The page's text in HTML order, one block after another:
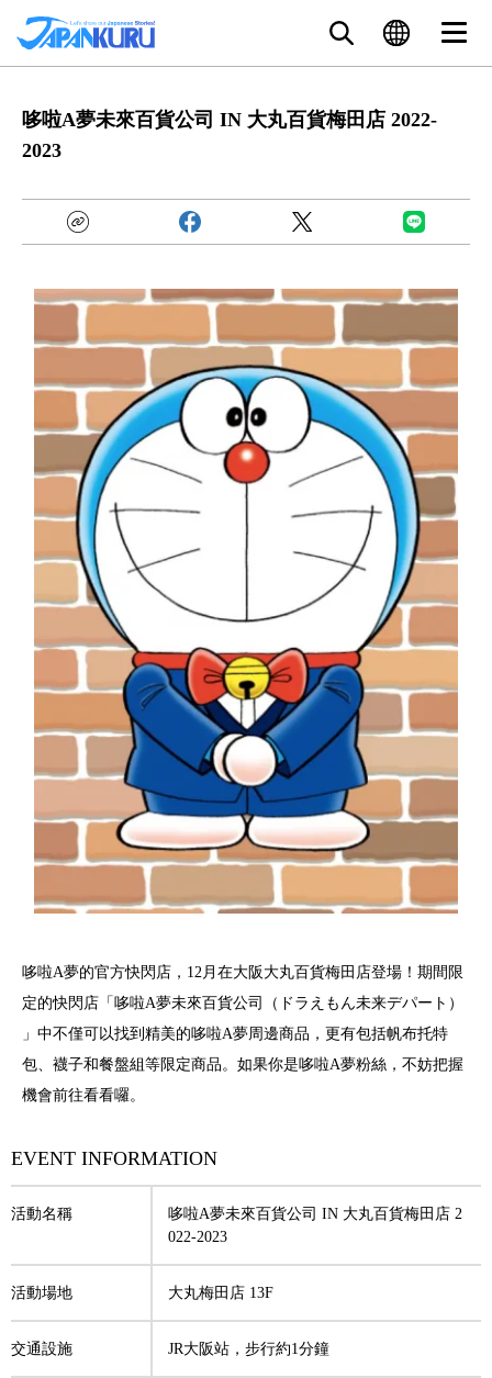
哆啦A夢未來百貨公司 IN 大丸百貨梅田店 2022-
2023
哆啦A夢的官方快閃店，12月在大阪大丸百貨梅田店登場！期間限
定的快閃店「哆啦A夢未來百貨公司（ドラえもん未来デパート）
」中不僅可以找到精美的哆啦A夢周邊商品，更有包括帆布托特
包、襪子和餐盤組等限定商品。如果你是哆啦A夢粉絲，不妨把握
機會前往看看囉。
EVENT INFORMATION
活動名稱
哆啦A夢未來百貨公司 IN 大丸百貨梅田店 2
022-2023
活動場地 大丸梅田店 13F
交通設施 JR大阪站，步行約1分鐘